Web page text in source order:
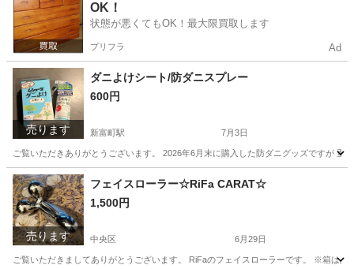
OK！
状態が悪くてもOK！最大限買取します
プリフラ Ad
売ります
ダニよけシート/防ダニスプレー
600円
新富町駅 7月3日
ご覧いただきありがとうございます。 2026年6月末に購入した防ダニグッズですが
東京 中央区 新富町駅 洗濯用品
売ります
フェイスローラー☆RiFa CARAT☆
1,500円
中央区 6月29日
ご覧いただきましてありがとうございます。 RiFaのフェイスローラーです。 ※箱は